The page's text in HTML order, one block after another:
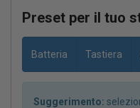
Preset per il tuo
Batteria Tastiera
Suggerimento: